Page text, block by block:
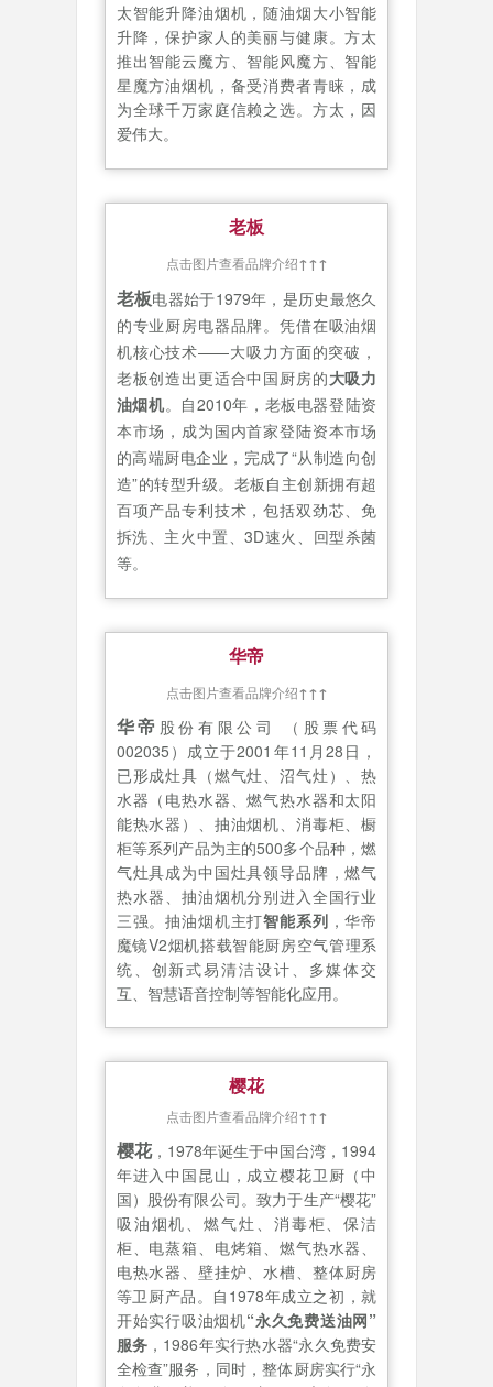
太智能升降油烟机，随油烟大小智能
升降，保护家人的美丽与健康。方太
推出智能云魔方、智能风魔方、智能
星魔方油烟机，备受消费者青睐，成
为全球千万家庭信赖之选。方太，因
爱伟大。
老板
点击图片查看品牌介绍↑↑↑
老板电器始于1979年，是历史最悠久
的专业厨房电器品牌。凭借在吸油烟
机核心技术——大吸力方面的突破，
老板创造出更适合中国厨房的大吸力
油烟机。自2010年，老板电器登陆资
本市场，成为国内首家登陆资本市场
的高端厨电企业，完成了“从制造向创
造”的转型升级。老板自主创新拥有超
百项产品专利技术，包括双劲芯、免
拆洗、主火中置、3D速火、回型杀菌
等。
华帝
点击图片查看品牌介绍↑↑↑
华帝 股份有限公司 （股票代码
002035）成立于2001年11月28日，
已形成灶具（燃气灶、沼气灶）、热
水器（电热水器、燃气热水器和太阳
能热水器）、抽油烟机、消毒柜、橱
柜等系列产品为主的500多个品种，燃
气灶具成为中国灶具领导品牌，燃气
热水器、抽油烟机分别进入全国行业
三强。抽油烟机主打智能系列 ，华帝
魔镜V2烟机搭载智能厨房空气管理系
统、创新式易清洁设计、多媒体交
互、智慧语音控制等智能化应用。
樱花
点击图片查看品牌介绍↑↑↑
樱花，1978年诞生于中国台湾，1994
年进入中国昆山，成立樱花卫厨（中
国）股份有限公司。致力于生产“樱花”
吸油烟机、燃气灶、消毒柜、保洁
柜、电蒸箱、电烤箱、燃气热水器、
电热水器、壁挂炉、水槽、整体厨房
等卫厨产品。自1978年成立之初，就
开始实行吸油烟机“永久免费送油网”
服务 ，1986年实行热水器“永久免费安
全检查”服务，同时，整体厨房实行“永